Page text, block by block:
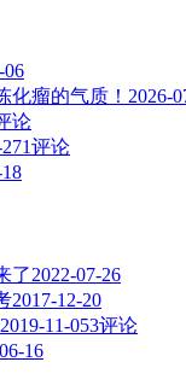
06
化瘤的气质！ 2026-
论
1评论
了2022-07-26
2017-12-20
2019-11-053评论
16